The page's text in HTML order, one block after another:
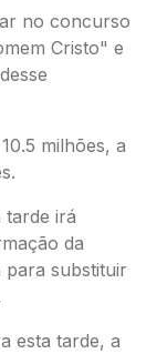
no concurso
Cristo" e
milhões, a
tarde irá
da
substituir
esta tarde, a